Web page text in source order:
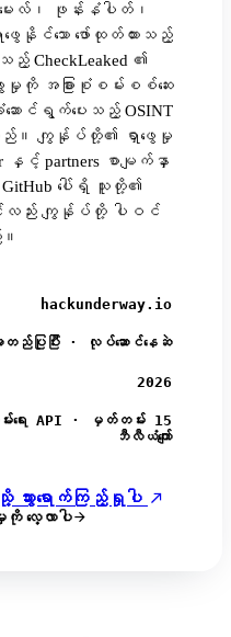
မေးလ်၊ ဖုန်းနံပါတ်၊
နိုင်သော ဖော်ထုတ်ထားသည့်
CheckLeaked ၏
ေမှုကို အခြားစုံစမ်းစစ်ဆေး
ောင်ရွက်ပေးသည့် OSINT
ည်။ ကျွန်ုပ်တို့၏ ရှာဖွေမှု
င့် partners စာမျက်နှာ
ပေါ်ရှိ သူတို့၏
လည်း ကျွန်ုပ်တို့ ပါဝင်
hackunderway.io
တည်ပြုပြီး · လုပ်ဆောင်နေဆဲ
2026
းရေး API · မှတ်တမ်း 15
ဘီလီယံကျော်
သွားရောက်ကြည့်ရှုပါ
လေ့လာပါ